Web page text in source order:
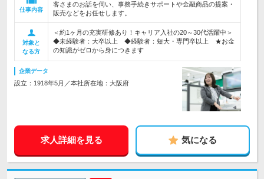
仕事内容
客さまのお話を伺い、事務手続きサポートや金融商品の提案・
販売などをお任せします。
対象と
なる方
＜約1ヶ月の充実研修あり！キャリア入社の20～30代活躍中＞
◆未経験者：大卒以上 ◆経験者：短大・専門卒以上 ★お金
の知識がゼロから身につきます
企業データ
設立：1918年5月／本社所在地：大阪府
求人詳細を見る 気になる